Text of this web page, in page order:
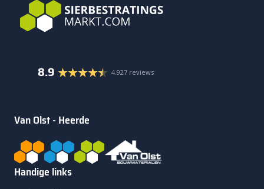
8.9 4.927 reviews
Van Olst - Heerde
Handige links